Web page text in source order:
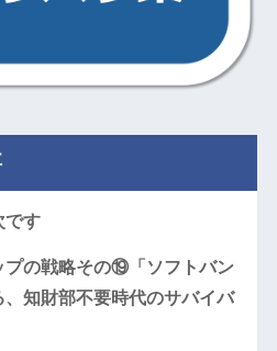
です
プの戦略その⑲「ソフトバン
知財部不要時代のサバイバ